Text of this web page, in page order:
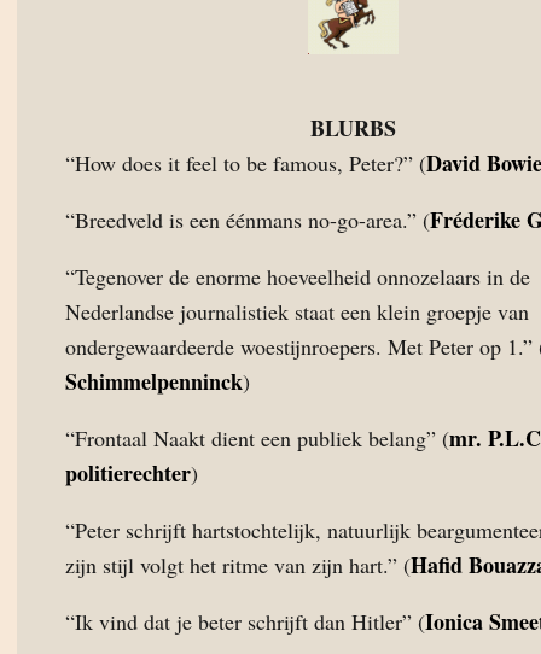
BLURBS
“How does it feel to be famous, Peter?” (David Bowie
“Breedveld is een éénmans no-go-area.” (Fréderike
“Tegenover de enorme hoeveelheid onnozelaars in de
Nederlandse journalistiek staat een klein groepje van
ondergewaardeerde woestijnroepers. Met Peter op 1.”
Schimmelpenninck)
“Frontaal Naakt dient een publiek belang” (mr.
politierechter)
“Peter schrijft hartstochtelijk, natuurlijk
zijn stijl volgt het ritme van zijn hart.” (Hafid
“Ik vind dat je beter schrijft dan Hitler” (Ionica